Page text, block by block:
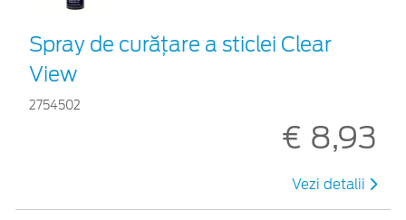
Spray de curățare a sticlei Clear
View
2754502
€ 8,93
Vezi detalii